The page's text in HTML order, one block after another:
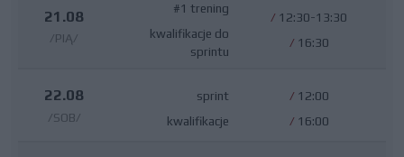
21.08
/PIĄ/
#1 trening
kwalifikacje do
sprintu
/ 12:30-13:30
/ 16:30
22.08
/SOB/
sprint
kwalifikacje
/ 12:00
/ 16:00